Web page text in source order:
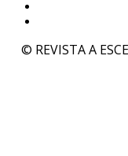
© REVISTA A